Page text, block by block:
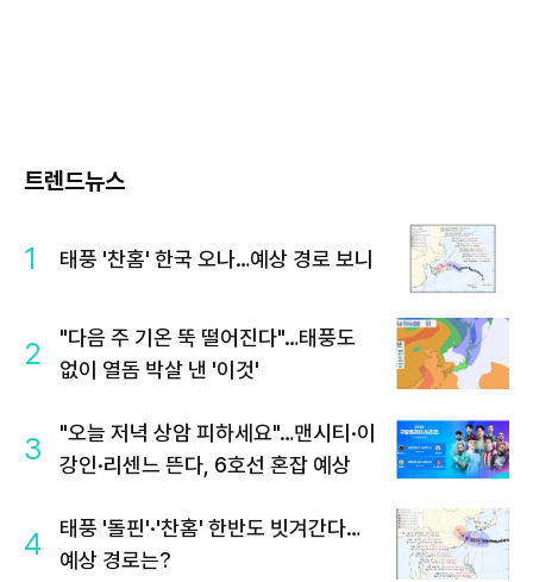
트렌드뉴스
1 태풍 '찬홈' 한국 오나…예상 경로 보니
2
"다음 주 기온 뚝 떨어진다"…태풍도
없이 열돔 박살 낸 '이것'
3
"오늘 저녁 상암 피하세요"…맨시티·이
강인·리센느 뜬다, 6호선 혼잡 예상
4
태풍 '돌핀'·'찬홈' 한반도 빗겨간다…
예상 경로는?